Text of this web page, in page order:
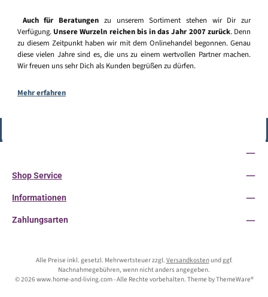
Auch für Beratungen zu unserem Sortiment stehen wir Dir zur
Verfügung. Unsere Wurzeln reichen bis in das Jahr 2007 zurück. Denn
zu diesem Zeitpunkt haben wir mit dem Onlinehandel begonnen. Genau
diese vielen Jahre sind es, die uns zu einem wertvollen Partner machen.
Wir freuen uns sehr Dich als Kunden begrüßen zu dürfen.
Mehr erfahren
Shop Service
Informationen
Zahlungsarten
Alle Preise inkl. gesetzl. Mehrwertsteuer zzgl. Versandkostenund ggf.
Nachnahmegebühren, wenn nicht anders angegeben.
© 2026 www.home-and-living.com - Alle Rechte vorbehalten. Theme byThemeWare®